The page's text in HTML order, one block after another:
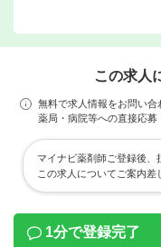
この求人
無料で求人情報をお問い合
薬局・病院等への直接応募
マイナビ薬剤師ご登録後、
この求人についてご案内差
1分で登録完了